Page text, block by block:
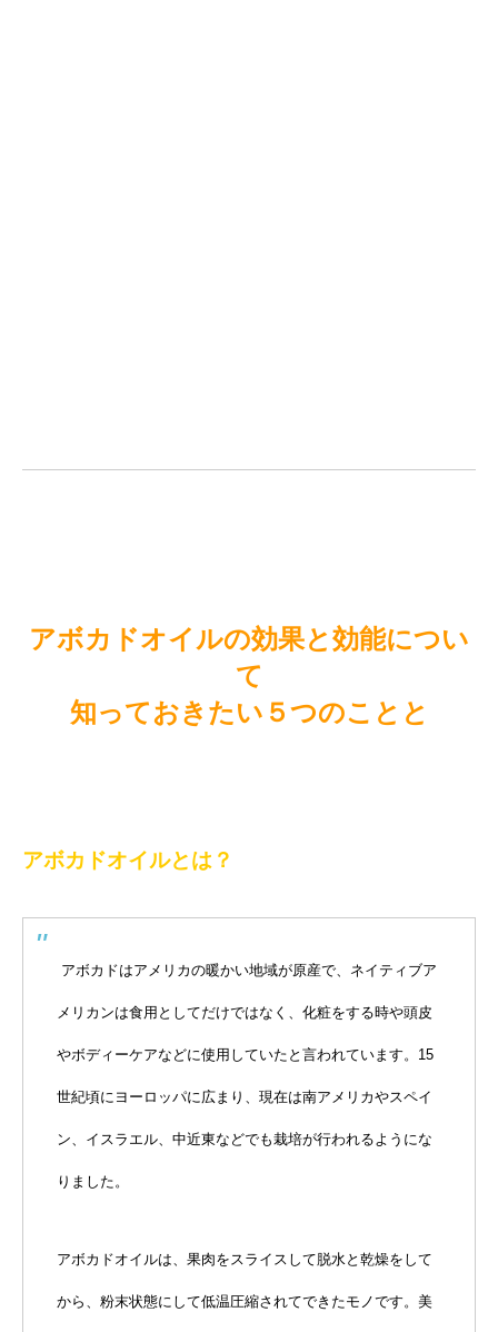
アボカドオイルの効果と効能につい
て
知っておきたい５つのことと
アボカドオイルとは？
アボカドはアメリカの暖かい地域が原産で、ネイティブア
メリカンは食用としてだけではなく、化粧をする時や頭皮
やボディーケアなどに使用していたと言われています。15
世紀頃にヨーロッパに広まり、現在は南アメリカやスペイ
ン、イスラエル、中近東などでも栽培が行われるようにな
りました。
アボカドオイルは、果肉をスライスして脱水と乾燥をして
から、粉末状態にして低温圧縮されてできたモノです。美